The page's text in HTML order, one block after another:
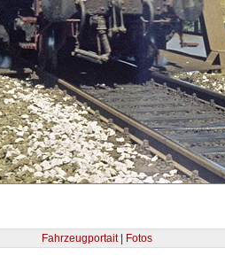
Fahrzeugportait | Fotos